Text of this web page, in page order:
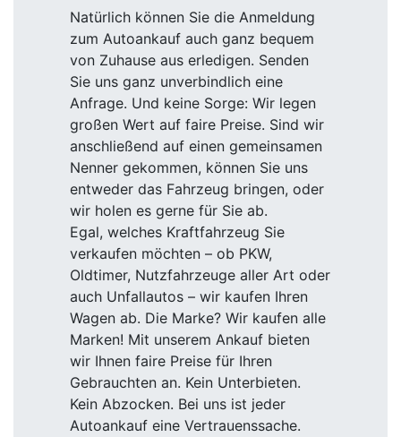
Natürlich können Sie die Anmeldung
zum Autoankauf auch ganz bequem
von Zuhause aus erledigen. Senden
Sie uns ganz unverbindlich eine
Anfrage. Und keine Sorge: Wir legen
großen Wert auf faire Preise. Sind wir
anschließend auf einen gemeinsamen
Nenner gekommen, können Sie uns
entweder das Fahrzeug bringen, oder
wir holen es gerne für Sie ab.
Egal, welches Kraftfahrzeug Sie
verkaufen möchten – ob PKW,
Oldtimer, Nutzfahrzeuge aller Art oder
auch Unfallautos – wir kaufen Ihren
Wagen ab. Die Marke? Wir kaufen alle
Marken! Mit unserem Ankauf bieten
wir Ihnen faire Preise für Ihren
Gebrauchten an. Kein Unterbieten.
Kein Abzocken. Bei uns ist jeder
Autoankauf eine Vertrauenssache.